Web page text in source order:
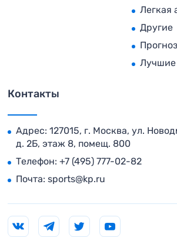
Легкая
Другие
Лучшие
Контакты
Адрес: 127015, г. Москва, ул.
д. 2Б, этаж 8, помещ. 800
Телефон: +7 (495) 777-02-82
Почта: sports@kp.ru